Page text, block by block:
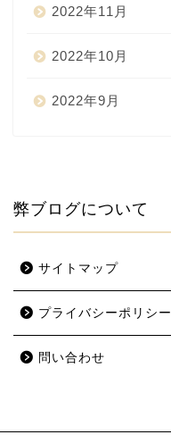
2022年11月
2022年10月
2022年9月
弊ブログについて
サイトマップ
プライバシーポリシー
問い合わせ